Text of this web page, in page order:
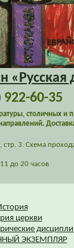
«Русская
922-60-35
столичных и
3. Схема
до 20 часов
церкви
ЭКЗЕМПЛЯР